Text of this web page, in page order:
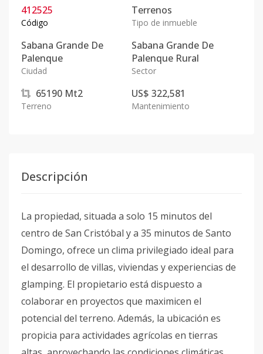
412525
Código
Terrenos
Tipo de inmueble
Sabana Grande De
Palenque
Ciudad
Sabana Grande De
Palenque Rural
Sector
65190 Mt2
Terreno
US$ 322,581
Mantenimiento
Descripción
La propiedad, situada a solo 15 minutos del
centro de San Cristóbal y a 35 minutos de Santo
Domingo, ofrece un clima privilegiado ideal para
el desarrollo de villas, viviendas y experiencias de
glamping. El propietario está dispuesto a
colaborar en proyectos que maximicen el
potencial del terreno. Además, la ubicación es
propicia para actividades agrícolas en tierras